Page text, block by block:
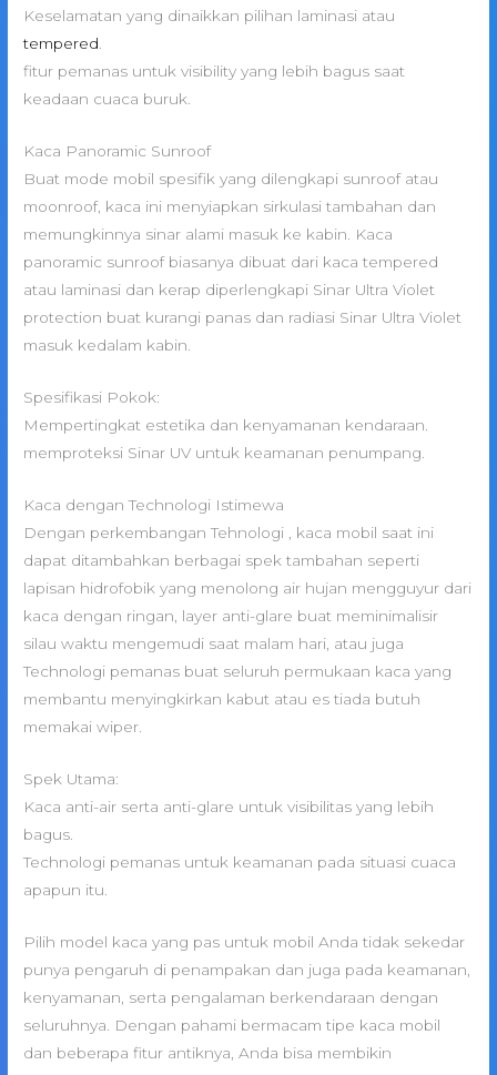
Keselamatan yang dinaikkan pilihan laminasi atau
tempered
fitur pemanas untuk visibility yang lebih bagus saat
keadaan cuaca buruk.
Kaca Panoramic Sunroof
Buat mode mobil spesifik yang dilengkapi sunroof atau
moonroof, kaca ini menyiapkan sirkulasi tambahan dan
memungkinnya sinar alami masuk ke kabin. Kaca
panoramic sunroof biasanya dibuat dari kaca tempered
atau laminasi dan kerap diperlengkapi Sinar Ultra Violet
protection buat kurangi panas dan radiasi Sinar Ultra Violet
masuk kedalam kabin.
Spesifikasi Pokok:
Mempertingkat estetika dan kenyamanan kendaraan.
memproteksi Sinar UV untuk keamanan penumpang.
Kaca dengan Technologi Istimewa
Dengan perkembangan Tehnologi , kaca mobil saat ini
dapat ditambahkan berbagai spek tambahan seperti
lapisan hidrofobik yang menolong air hujan mengguyur dari
kaca dengan ringan, layer anti-glare buat meminimalisir
silau waktu mengemudi saat malam hari, atau juga
Technologi pemanas buat seluruh permukaan kaca yang
membantu menyingkirkan kabut atau es tiada butuh
memakai wiper.
Spek Utama:
Kaca anti-air serta anti-glare untuk visibilitas yang lebih
bagus.
Technologi pemanas untuk keamanan pada situasi cuaca
apapun itu.
Pilih model kaca yang pas untuk mobil Anda tidak sekedar
punya pengaruh di penampakan dan juga pada keamanan,
kenyamanan, serta pengalaman berkendaraan dengan
seluruhnya. Dengan pahami bermacam tipe kaca mobil
dan beberapa fitur antiknya, Anda bisa membikin